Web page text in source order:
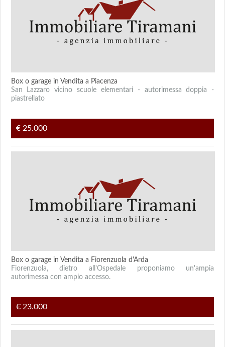
Box o garage in Vendita a Piacenza
San Lazzaro vicino scuole elementari - autorimessa doppia -
piastrellato
€ 25.000
Box o garage in Vendita a Fiorenzuola d'Arda
Fiorenzuola, dietro all'Ospedale proponiamo un'ampia
autorimessa con ampio accesso.
€ 23.000